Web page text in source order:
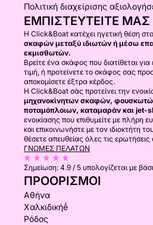
Πολιτική διαχείρισης
ΕΜΠΙΣΤΕΥΤΕΊΤΕ ΜΑΣ
Η Click&Boat κατέχει ηγετική θέση
σκαφών μεταξύ ιδιωτών ή μέσω
εκμισθωτών.
Βρείτε ένα σκάφος που διατίθεται
τιμή, ή προτείνετε το σκάφος σας
αποκομίσετε έξτρα κέρδος.
Η Click&Boat σάς προτείνει την
μηχανοκίνητων σκαφών,
ποταμόπλοιων, καταμαράν και jet-
ενοικίασης που επιθυμείτε με πλήρη
και επικοινωνήστε με τον ιδιοκτήτη
θέσετε απευθείας όλες τις ερωτήσεις
ΓΝΏΜΕΣ ΠΕΛΑΤΏΝ
Σημείωση: 4.9 / 5 υπολογίζεται με
ΠΡΟΟΡΙΣΜΟΊ
Αθήνα
Χαλκιδικήḗ
Ρόδος